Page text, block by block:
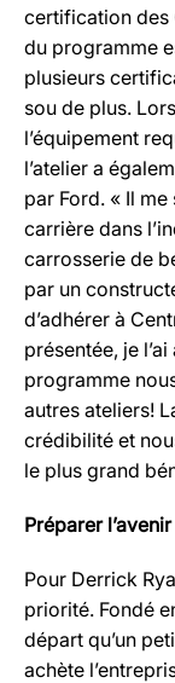
certification des
du programme
plusieurs
sou de plus.
l’équipement
l’atelier a
par Ford. « Il
carrière dans
carrosserie de
par un
d’adhérer à
présentée, je
programme
autres ateliers!
crédibilité et
le plus grand
Préparer l’avenir
Pour Derrick
priorité. Fondé
départ qu’un
achète